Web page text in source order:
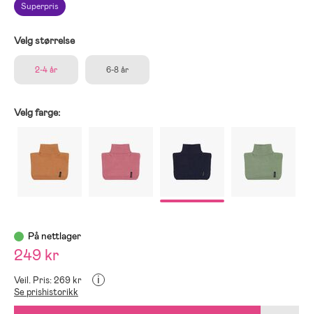
Superpris
Velg størrelse
2-4 år 6-8 år
Velg farge:
På nettlager
249 kr
Veil. Pris: 269 kr i
Se prishistorikk